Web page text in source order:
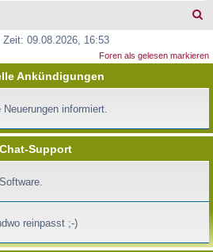
c
09.08.2026, 16:53
Foren als gelesen markieren
Ankündigungen
informiert.
Chat-Support
reinpasst ;-)